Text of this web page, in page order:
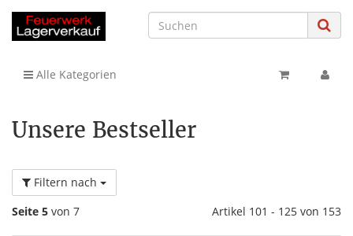
Alle Kategorien
Unsere Bestseller
Filtern nach
Seite 5 von 7 Artikel 101 - 125 von 153